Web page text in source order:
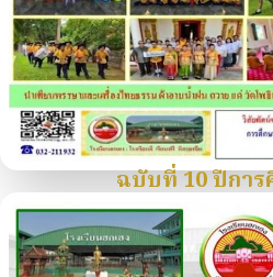
ฉบับที่ 10 ปีการ